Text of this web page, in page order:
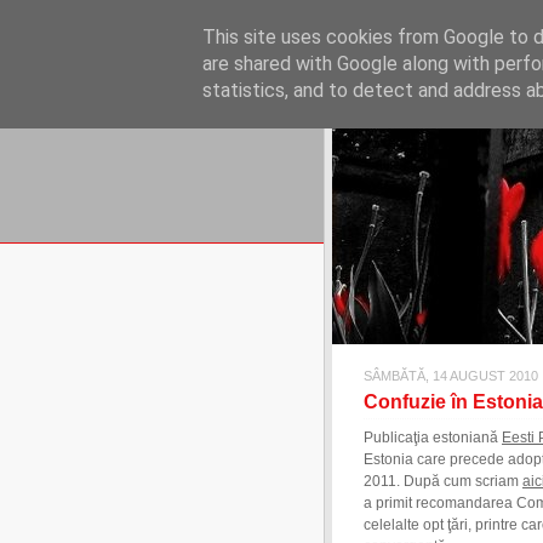
REFLECŢII
blog de reflecţii, informaţii şi
SÂMBĂTĂ, 14 AUGUST 2010
Confuzie în
Publicaţia estoniană Eesti
Estonia care precede
2011. După cum scriam aici
a primit recomandarea
celelalte opt ţări, printre
This site uses cookies from Google to
are shared with Google along with
statistics, and to detect and address